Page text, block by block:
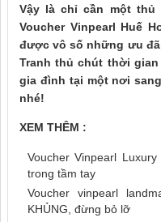
Vậy là chỉ cần một thủ
Voucher Vinpearl Huế
được vô số những ưu
Tranh thủ chút thời
gia đình tại một nơi
nhé!
XEM THÊM :
Voucher Vinpearl
trong tầm tay
Voucher vinpearl
KHỦNG, đừng bỏ lỡ